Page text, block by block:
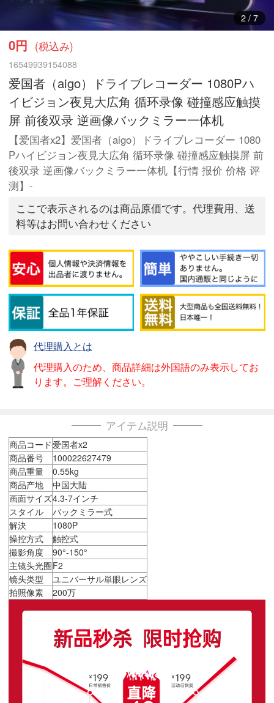
3/ 7
0円 (税込み)
16549939154088
爱国者（aigo）ドライブレコーダー 1080Pハ
イビジョン夜見大広角 循环录像 碰撞感应触摸
屏 前後双录 逆画像バックミラー一体机
【爱国者x2】爱国者（aigo）ドライブレコーダー 1080
Pハイビジョン夜見大広角 循环录像 碰撞感应触摸屏 前
後双录 逆画像バックミラー一体机【行情 报价 价格 评
测】-
ここで表示されるのは商品原価です。代理費用、送
料等はお問い合わせください
代理購入とは
代理購入のため、商品詳細は外国語のみ表示してお
ります。ご理解ください。
アイテム説明
商品コード 爱国者x2
商品番号
100022627479
商品重量
0.55kg
商品产地
中国大陆
画面サイズ4.3-7インチ
スタイル
バックミラー式
解決
1080P
操控方式
触控式
撮影角度
90°-150°
主镜头光圈F2
镜头类型
ユニバーサル単眼レンズ
拍照像素
200万